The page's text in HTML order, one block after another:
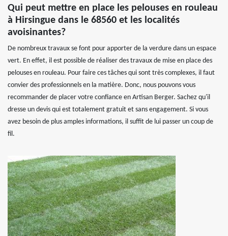
Qui peut mettre en place les pelouses en rouleau
à Hirsingue dans le 68560 et les localités
avoisinantes?
De nombreux travaux se font pour apporter de la verdure dans un espace
vert. En effet, il est possible de réaliser des travaux de mise en place des
pelouses en rouleau. Pour faire ces tâches qui sont très complexes, il faut
convier des professionnels en la matière. Donc, nous pouvons vous
recommander de placer votre confiance en Artisan Berger. Sachez qu'il
dresse un devis qui est totalement gratuit et sans engagement. Si vous
avez besoin de plus amples informations, il suffit de lui passer un coup de
fil.